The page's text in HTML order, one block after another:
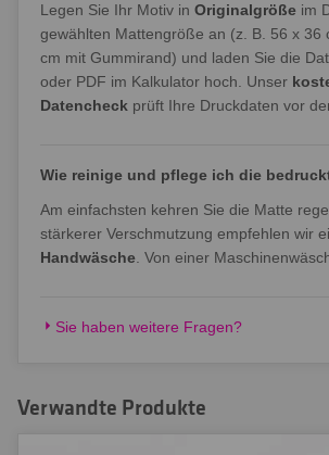
Legen Sie Ihr Motiv in Originalgröße im
gewählten Mattengröße an (z. B. 56 x 36
cm mit Gummirand) und laden Sie die
oder PDF im Kalkulator hoch. Unser
Datencheck prüft Ihre Druckdaten vor
Wie reinige und pflege ich die
Am einfachsten kehren Sie die Matte
stärkerer Verschmutzung empfehlen wir
Handwäsche . Von einer
Sie haben weitere Fragen?
Verwandte Produkte